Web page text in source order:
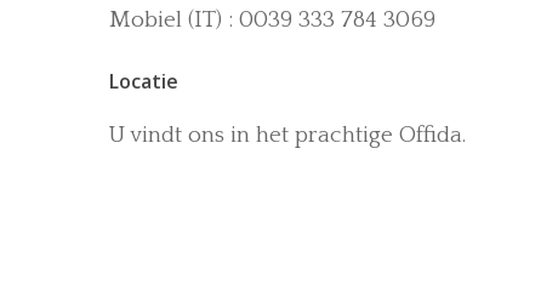
Mobiel (IT) : 0039 333 784 3069
Locatie
U vindt ons in het prachtige Offida.